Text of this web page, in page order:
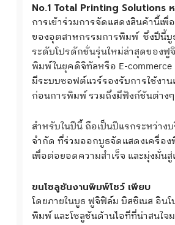
No.1 Total Printing Solutions
การเข้าร่วมการจัดแสดงสินค้านี้เ
ของอุตสาหกรรมการพิมพ์ ซึ่งปีนี้บู
ระดับโปรดักชั่นรุ่นใหม่ล่าสุดของ
พิมพ์ในยุคดิจิทัลหรือ E-
มีระบบซอฟต์แวร์รองรับการใช้งา
ก่อนการพิมพ์ รวมถึงมีฟังก์ชันต่าง
สำหรับในปีนี้ ถือเป็นปีแรกระหว่าง
จำกัด ที่ร่วมออกบูธจัดแสดงเครื่อ
เพื่อต่อยอดความสำเร็จ และมุ่งมั่นสู่
ขนโซลูชันงานพิมพ์โชว์ เพียบ
โดยภายในบูธ ฟูจิฟิล์ม บิสซิเนส อิน
พิมพ์ และโซลูชันด้านไอทีที่น่าสนใจ